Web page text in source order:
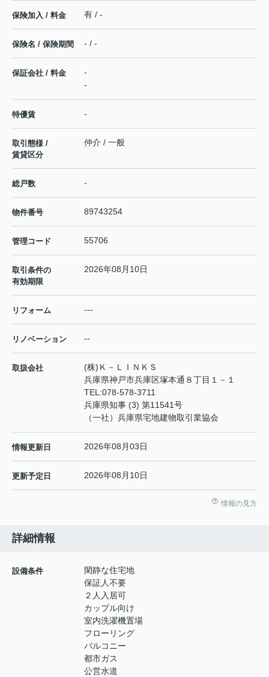
保険加入 / 料金 有 / -
保険名 / 保険期間 - / -
保証会社 / 料金
-
-
特優賃 -
取引態様 /
賃貸区分
仲介 / 一般
総戸数 -
物件番号 89743254
管理コード 55706
取引条件の
有効期限
2026年08月10日
リフォーム ---
リノベーション --
取扱会社
(株)Ｋ－ＬＩＮＫＳ
兵庫県神戸市兵庫区塚本通８丁目１－１
TEL:078-578-3711
兵庫県知事 (3) 第11541号
（一社）兵庫県宅地建物取引業協会
情報更新日 2026年08月03日
更新予定日 2026年08月10日
情報の見方
詳細情報
設備条件
閑静な住宅地
保証人不要
２人入居可
カップル向け
室内洗濯機置場
フローリング
バルコニー
都市ガス
公営水道